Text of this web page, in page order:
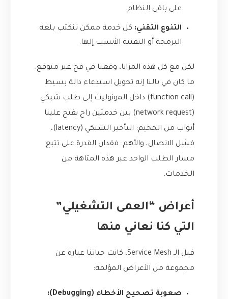
على باقي النظام.
التنوع التقني: كل خدمة ممكن تنكتب بلغة
البرمجة أو التقنية الأنسب إلها.
لكن مع كل هذه المزايا، وقعنا في فخ غير متوقع.
ما كان في بالنا إنه تحويل استدعاء دالة بسيط
(function call) داخل المونوليث إلى طلب شبكي
(network request) بين خدمتين راح يفتح علينا
أبواب من الجحيم: التأخير الشبكي (latency)،
فشل الاتصال، والأهم: فقدان القدرة على تتبع
مسار الطلب الواحد عبر هذه المتاهة من
الخدمات.
أعراض “العمى التشغيلي”
التي كنا نعاني منها
قبل الـ Service Mesh، كانت حياتنا عبارة عن
مجموعة من الأعراض المؤلمة:
صعوبة تصحيح الأخطاء (Debugging):